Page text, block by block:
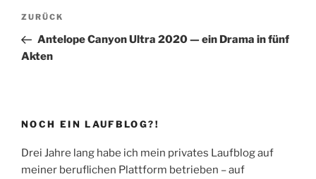
Beitragsnavigation
Vorheriger
Beitrag
ZURÜCK
Antelope Canyon Ultra 2020 — ein Drama in fünf
Akten
NOCH EIN LAUFBLOG?!
Drei Jahre lang habe ich mein privates Laufblog auf
meiner beruflichen Plattform betrieben – auf